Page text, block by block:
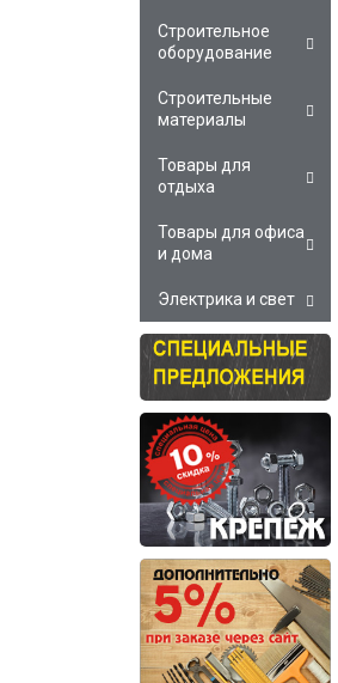
Строительное
оборудование
Строительные
материалы
Товары для
отдыха
Товары для офиса
и дома
Электрика и свет